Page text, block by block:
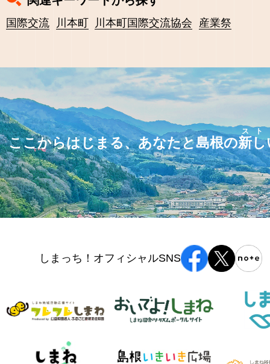
国際交流 川本町 川本町国際交流協会 産業祭
ここからはじまる、あなたと島根の新し
スト
しまっち！オフィシャルSNS